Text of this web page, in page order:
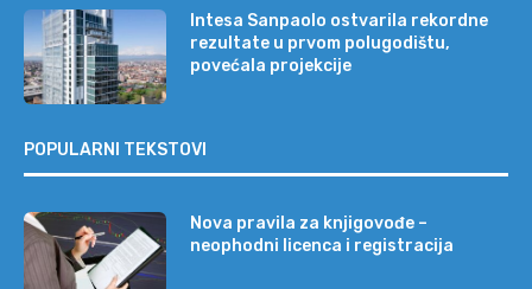
Intesa Sanpaolo ostvarila rekordne
rezultate u prvom polugodištu,
povećala projekcije
POPULARNI TEKSTOVI
Nova pravila za knjigovođe –
neophodni licenca i registracija